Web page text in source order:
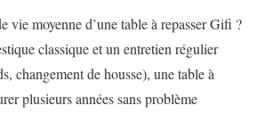
vie moyenne d’une table à repasser Gifi ?
classique et un entretien régulier
changement de housse), une table à
plusieurs années sans problème